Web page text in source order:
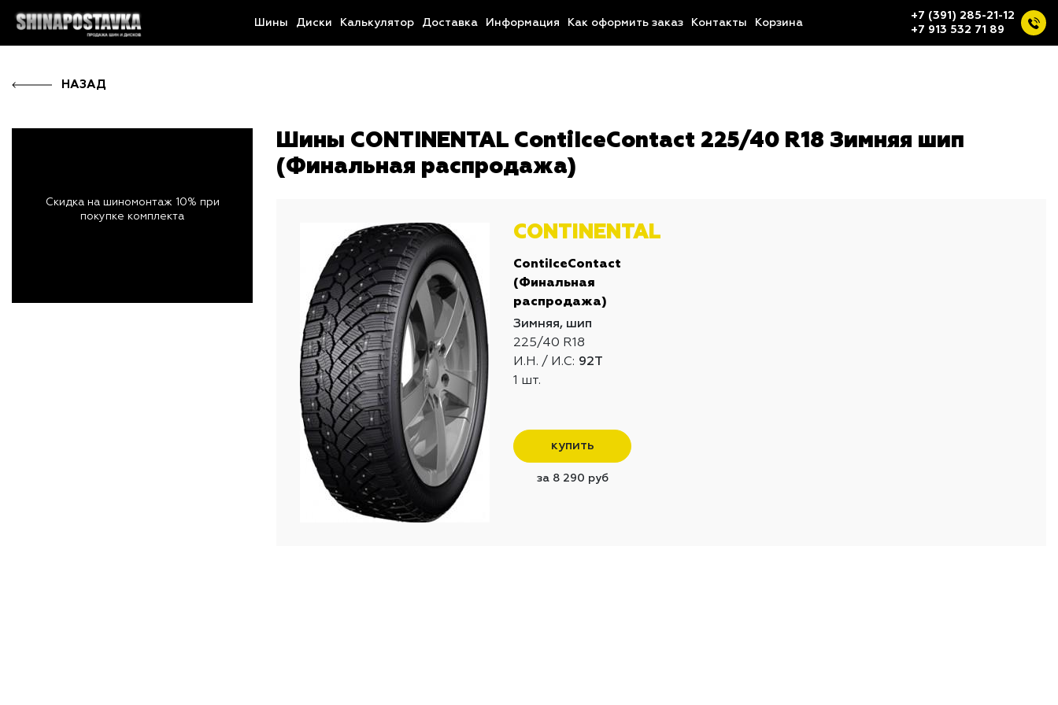
Шины Диски Калькулятор Доставка Информация Как оформить заказ Контакты Корзина
+7 (391) 285-21-12
+7 913 532 71 89
НАЗАД
Шины CONTINENTAL ContiIceContact 225/40 R18 Зимняя шип
(Финальная распродажа)
CONTINENTAL
ContiIceContact
(Финальная
распродажа)
Зимняя, шип
225/40 R18
И.Н. / И.С: 92T
1 шт.
купить
за 8 290 руб
Скидка на шиномонтаж 10% при
покупке комплекта